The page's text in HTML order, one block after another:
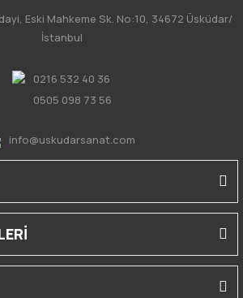
Eski Mahkeme Sk. No:10, 34672 Üsküdar/
İstanbul
0216 532 40 36
0505 098 73 56
info@uskudarsanat.com